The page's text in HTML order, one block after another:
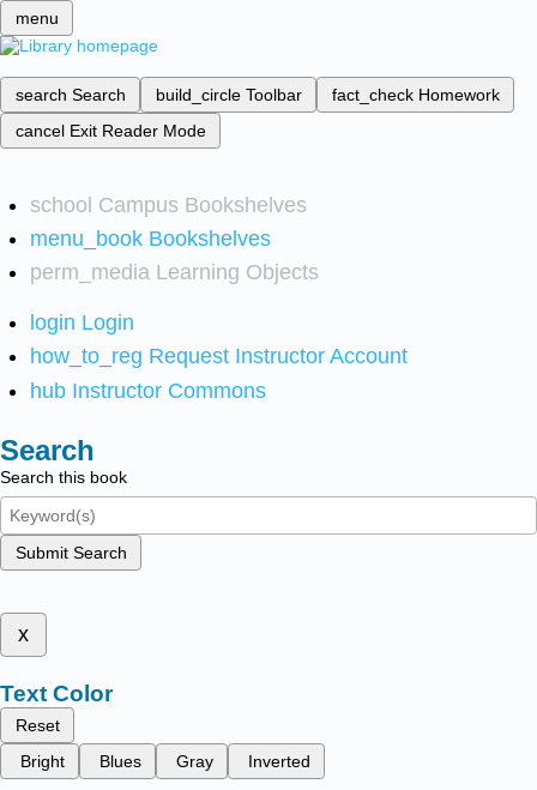
menu
search Search build_circle Toolbar fact_check Homework
cancel Exit Reader Mode
school Campus Bookshelves
menu_book Bookshelves
perm_media Learning Objects
login Login
how_to_reg Request Instructor Account
hub Instructor Commons
Search
Search this book
Submit Search
x
Text Color
Reset
Bright
Blues Gray Inverted